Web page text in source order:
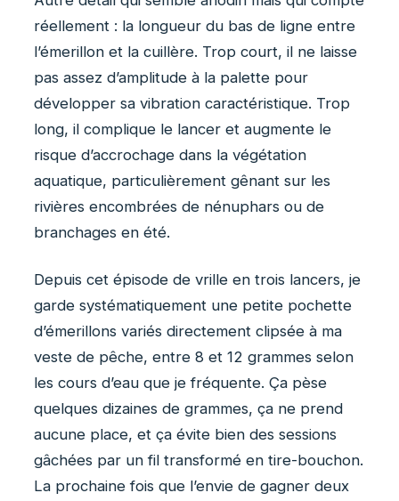
réellement : la longueur du bas de ligne entre
l’émerillon et la cuillère. Trop court, il ne laisse
pas assez d’amplitude à la palette pour
développer sa vibration caractéristique. Trop
long, il complique le lancer et augmente le
risque d’accrochage dans la végétation
aquatique, particulièrement gênant sur les
rivières encombrées de nénuphars ou de
branchages en été.
Depuis cet épisode de vrille en trois lancers, je
garde systématiquement une petite pochette
d’émerillons variés directement clipsée à ma
veste de pêche, entre 8 et 12 grammes selon
les cours d’eau que je fréquente. Ça pèse
quelques dizaines de grammes, ça ne prend
aucune place, et ça évite bien des sessions
gâchées par un fil transformé en tire-bouchon.
La prochaine fois que l’envie de gagner deux